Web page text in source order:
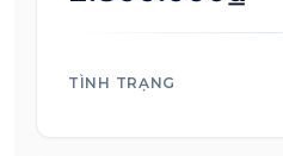
TÌNH TRẠNG